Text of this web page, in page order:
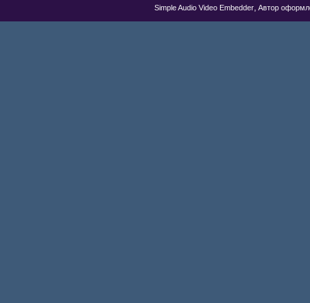
Simple Audio Video Embedder, Автор